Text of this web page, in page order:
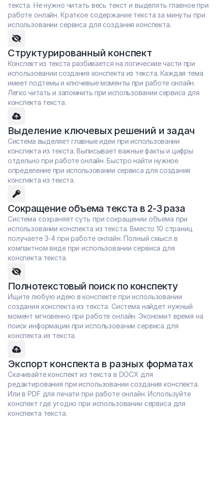
текста. Не нужно читать весь текст и выделять главное при
работе онлайн. Краткое содержание текста за минуты при
использовании сервиса для создания конспекта.
Структурированный конспект
Конспект из текста разбивается на логические части при
использовании создания конспекта из текста. Каждая тема
имеет подтемы и ключевые моменты при работе онлайн.
Легко читать и запомнить при использовании сервиса для
конспекта текста.
Выделение ключевых решений и задач
Система выделяет главные идеи при использовании
конспекта из текста. Выписывает важные факты и цифры
отдельно при работе онлайн. Быстро найти нужное
определение при использовании сервиса для создания
конспекта из текста.
Сокращение объема текста в 2-3 раза
Система сохраняет суть при сокращении объема при
использовании конспекта из текста. Вместо 10 страниц
получаете 3-4 при работе онлайн. Полный смысл в
компактном виде при использовании сервиса для
конспекта текста.
Полнотекстовый поиск по конспекту
Ищите любую идею в конспекте при использовании
создания конспекта из текста. Система найдет нужный
момент мгновенно при работе онлайн. Экономит время на
поиск информации при использовании сервиса для
конспекта из текста.
Экспорт конспекта в разных форматах
Скачивайте конспект из текста в DOCX для
редактирования при использовании создания конспекта.
Или в PDF для печати при работе онлайн. Используйте
конспект где угодно при использовании сервиса для
конспекта текста.